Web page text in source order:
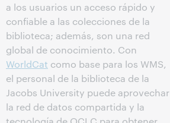
a los usuarios un acceso rápido y
confiable a las colecciones de la
biblioteca; además, son una red
global de conocimiento. Con
WorldCat como base para los WMS,
el personal de la biblioteca de la
Jacobs University puede aprovechar
la red de datos compartida y la